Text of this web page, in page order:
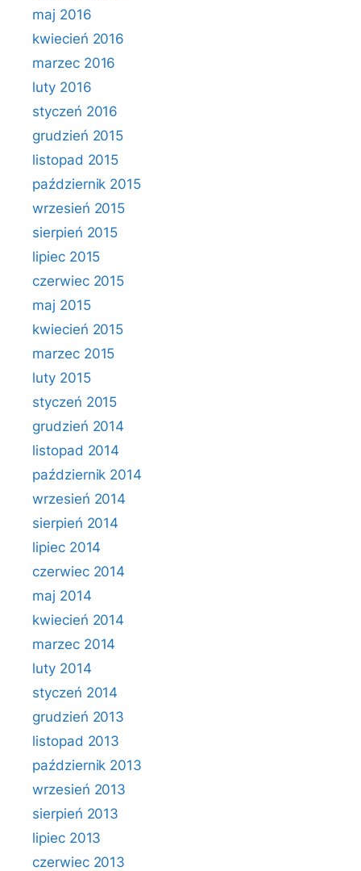
maj 2016
kwiecień 2016
marzec 2016
luty 2016
styczeń 2016
grudzień 2015
listopad 2015
październik 2015
wrzesień 2015
sierpień 2015
lipiec 2015
czerwiec 2015
maj 2015
kwiecień 2015
marzec 2015
luty 2015
styczeń 2015
grudzień 2014
listopad 2014
październik 2014
wrzesień 2014
sierpień 2014
lipiec 2014
czerwiec 2014
maj 2014
kwiecień 2014
marzec 2014
luty 2014
styczeń 2014
grudzień 2013
listopad 2013
październik 2013
wrzesień 2013
sierpień 2013
lipiec 2013
czerwiec 2013